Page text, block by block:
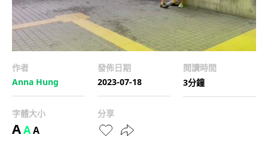
作者
Anna Hung
發佈日期
2023-07-18
閱讀時間
3分鐘
字體大小
AAA
分享